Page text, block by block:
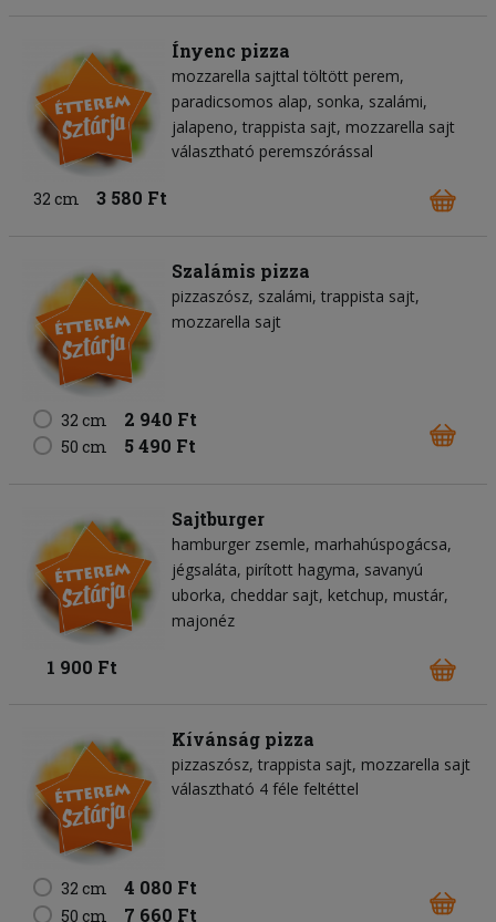
Ínyenc pizza
mozzarella sajttal töltött perem
paradicsomos alap sonka szalámi
jalapeno trappista sajt mozzarella sajt
választható peremszórással
32 cm 3 580 Ft
Szalámis pizza
pizzaszósz szalámi trappista sajt
mozzarella sajt
32 cm 2 940 Ft
50 cm 5 490 Ft
Sajtburger
hamburger zsemle marhahúspogácsa
jégsaláta pirított hagyma savanyú
uborka cheddar sajt ketchup mustár
majonéz
1 900 Ft
Kívánság pizza
pizzaszósz trappista sajt mozzarella sajt
választható 4 féle feltéttel
32 cm 4 080 Ft
50 cm 7 660 Ft